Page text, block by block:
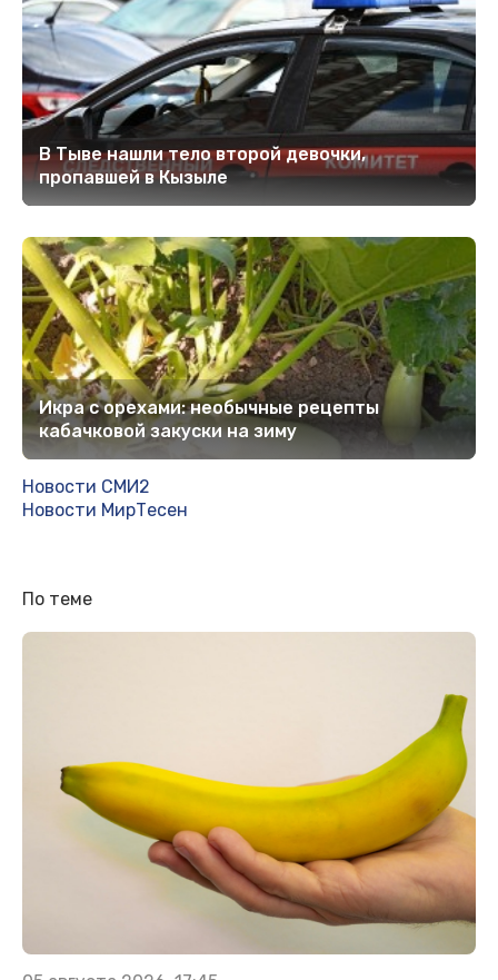
В Тыве нашли тело второй девочки,
пропавшей в Кызыле
Икра с орехами: необычные рецепты
кабачковой закуски на зиму
Новости СМИ2
Новости МирТесен
По теме